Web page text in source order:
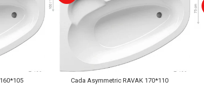
Cada Asymmetric RAVAK 170*110